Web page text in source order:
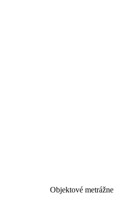
Objektové metrážne